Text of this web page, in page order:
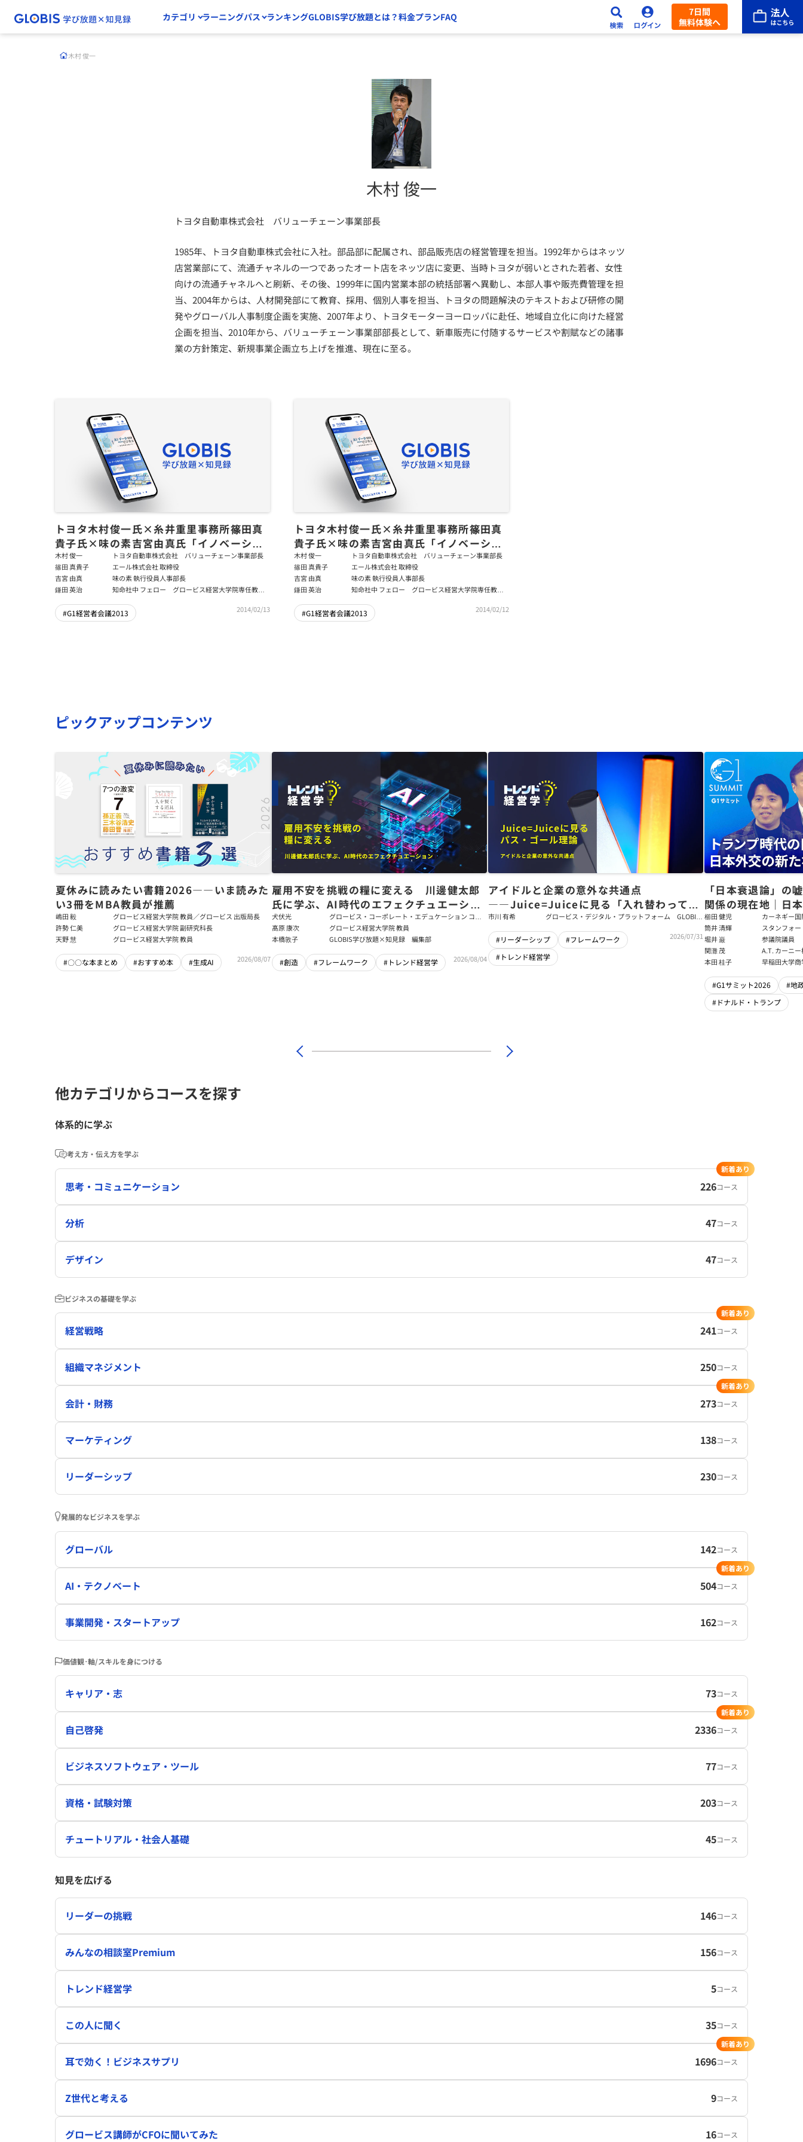
カテゴリ ラーニングパス ランキングGLOBIS学び放題とは？料金プランFAQ
7日間
無料体験へ
木村 俊一
木村 俊一
トヨタ自動車株式会社 バリューチェーン事業部長
1985年、トヨタ自動車株式会社に入社。部品部に配属され、部品販売店の経営管理を担当。1992年からはネッツ
店営業部にて、流通チャネルの一つであったオート店をネッツ店に変更、当時トヨタが弱いとされた若者、女性
向けの流通チャネルへと刷新、その後、1999年に国内営業本部の統括部署へ異動し、本部人事や販売費管理を担
当、2004年からは、人材開発部にて教育、採用、個別人事を担当、トヨタの問題解決のテキストおよび研修の開
発やグローバル人事制度企画を実施、2007年より、トヨタモーターヨーロッパに赴任、地域自立化に向けた経営
企画を担当、2010年から、バリューチェーン事業部部長として、新車販売に付随するサービスや割賦などの諸事
業の方針策定、新規事業企画立ち上げを推進、現在に至る。
トヨタ木村俊一氏×糸井重里事務所篠田真
貴子氏×味の素吉宮由真氏「イノベーショ
ンを起こす人材マネジメントによる企業成
長」後編
木村 俊一
トヨタ自動車株式会社 バリューチェーン事業部長
篠田 真貴子
エール株式会社 取締役
吉宮 由真
味の素 執行役員人事部長
鎌田 英治
知命社中 フェロー グロービス経営大学院専任教
#G1経営者会議2013 2014/02/13
トヨタ木村俊一氏×糸井重里事務所篠田真
貴子氏×味の素吉宮由真氏「イノベーショ
ンを起こす人材マネジメントによる企業成
長」前編
木村 俊一
トヨタ自動車株式会社 バリューチェーン事業部長
篠田 真貴子
エール株式会社 取締役
吉宮 由真
味の素 執行役員人事部長
鎌田 英治
知命社中 フェロー グロービス経営大学院専任教
#G1経営者会議2013 2014/02/12
ピックアップコンテンツ
夏休みに読みたい書籍2026――いま読みた
い3冊をMBA教員が推薦
嶋田 毅
グロービス経営大学院 教員／グロービス 出版局長
許勢 仁美
グロービス経営大学院 副研究科長
天野 慧
グロービス経営大学院 教員
#〇〇な本まとめ #おすすめ本 #生成AI 2026/08/07
雇用不安を挑戦の糧に変える 川邊健太郎
氏に学ぶ、AI時代のエフェクチュエーショ
ン
犬伏光
グロービス・コーポレート・エデュケーション コー
ポレート・ソリューション・チーム コンサルタント
髙原 康次
グロービス経営大学院 教員
本橋敦子
GLOBIS学び放題×知見録 編集部
#創造 #フレームワーク #トレンド経営学 2026/08/04
アイドルと企業の意外な共通点
――Juice=Juiceに見る「入れ替わっても
強いチーム」をつくるパス・ゴール理論
市川 有希
グロービス・デジタル・プラットフォーム GLOBIS
#リーダーシップ
#フレームワーク
#トレンド経営学
2026/07/31
「日本衰退論」の
関係の現在地｜日
戦略【櫛田健児×
輝】
櫛田 健児
カーネギー
ラムディレ
筒井 清輝
スタンフォ
大学アジア
フェロー
堀井 巌
参議院議員
関灘 茂
A.T. カーニ
本法人会長
本田 桂子 早稲田大学
#G1サミット2026
#地
#ドナルド・トランプ
他カテゴリからコースを探す
体系的に学ぶ
考え方・伝え方を学ぶ
思考・コミュニケーション 226コース
新着あり
分析 47コース
デザイン 47コース
ビジネスの基礎を学ぶ
経営戦略 241コース
新着あり
組織マネジメント 250コース
会計・財務 273コース
新着あり
マーケティング 138コース
リーダーシップ 230コース
発展的なビジネスを学ぶ
グローバル 142コース
AI・テクノベート 504コース
新着あり
事業開発・スタートアップ 162コース
価値観･軸/スキルを身につける
キャリア・志 73コース
自己啓発 2336コース
新着あり
ビジネスソフトウェア・ツール 77コース
資格・試験対策 203コース
チュートリアル・社会人基礎 45コース
知見を広げる
リーダーの挑戦 146コース
みんなの相談室Premium 156コース
トレンド経営学 5コース
この人に聞く 35コース
耳で効く！ビジネスサプリ 1696コース
新着あり
Z世代と考える 9コース
グロービス講師がCFOに聞いてみた 16コース